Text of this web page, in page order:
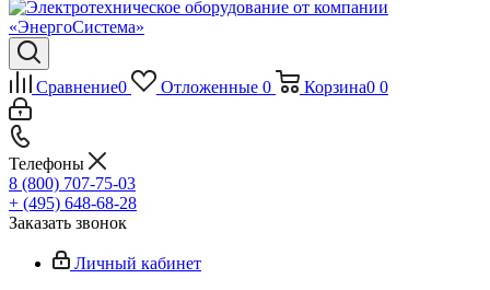
Сравнение0 Отложенные 0 Корзина0 0
Телефоны
8 (800) 707-75-03
+ (495) 648-68-28
Заказать звонок
Личный кабинет